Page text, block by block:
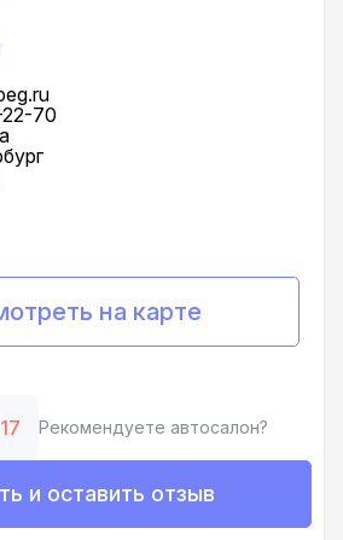
70
на карте
17 Рекомендуете автосалон?
и оставить отзыв